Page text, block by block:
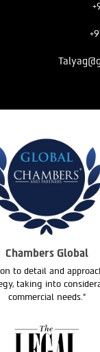
Chambers Global
to detail and
taking into
commercial needs."